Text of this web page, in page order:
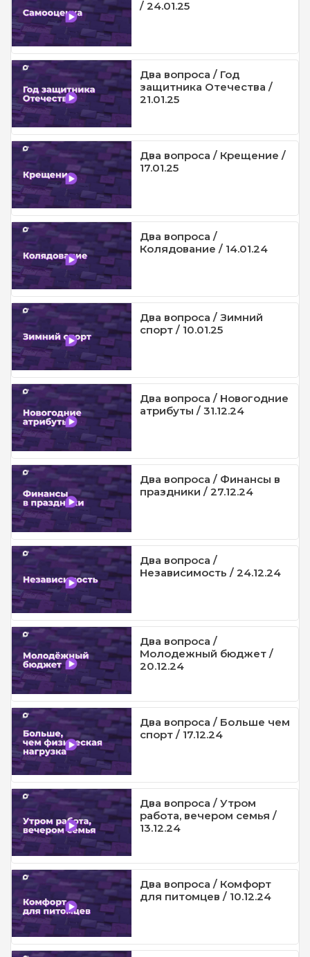
/ 24.01.25
Два вопроса / Год
защитника Отечества /
21.01.25
Два вопроса / Крещение /
17.01.25
Два вопроса /
Колядование / 14.01.24
Два вопроса / Зимний
спорт / 10.01.25
Два вопроса / Новогодние
атрибуты / 31.12.24
Два вопроса / Финансы в
праздники / 27.12.24
Два вопроса /
Независимость / 24.12.24
Два вопроса /
Молодежный бюджет /
20.12.24
Два вопроса / Больше чем
спорт / 17.12.24
Два вопроса / Утром
работа, вечером семья /
13.12.24
Два вопроса / Комфорт
для питомцев / 10.12.24